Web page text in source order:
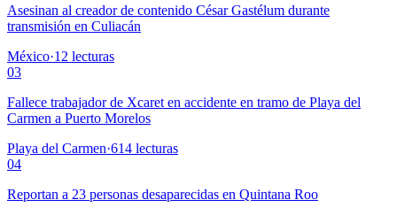
Asesinan al creador de contenido César Gastélum durante
transmisión en Culiacán
México·12 lecturas
03
Fallece trabajador de Xcaret en accidente en tramo de Playa del
Carmen a Puerto Morelos
Playa del Carmen·614 lecturas
04
Reportan a 23 personas desaparecidas en Quintana Roo